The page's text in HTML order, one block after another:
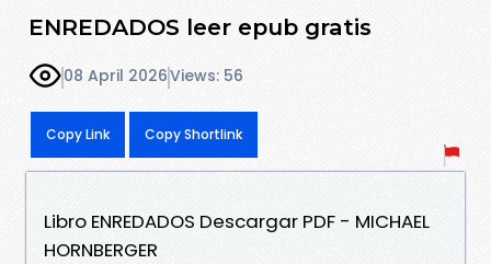
ENREDADOS leer epub gratis
08 April 2026Views: 56
Copy Link Copy Shortlink
Libro ENREDADOS Descargar PDF - MICHAEL
HORNBERGER